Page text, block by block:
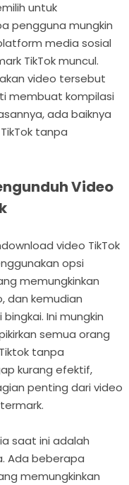
untuk
pengguna mungkin
media sosial
TikTok muncul.
video tersebut
membuat kompilasi
ada baiknya
tanpa
Video
video TikTok
opsi
memungkinkan
dan kemudian
Ini mungkin
semua orang
tanpa
kurang efektif,
penting dari video
saat ini adalah
Ada beberapa
memungkinkan